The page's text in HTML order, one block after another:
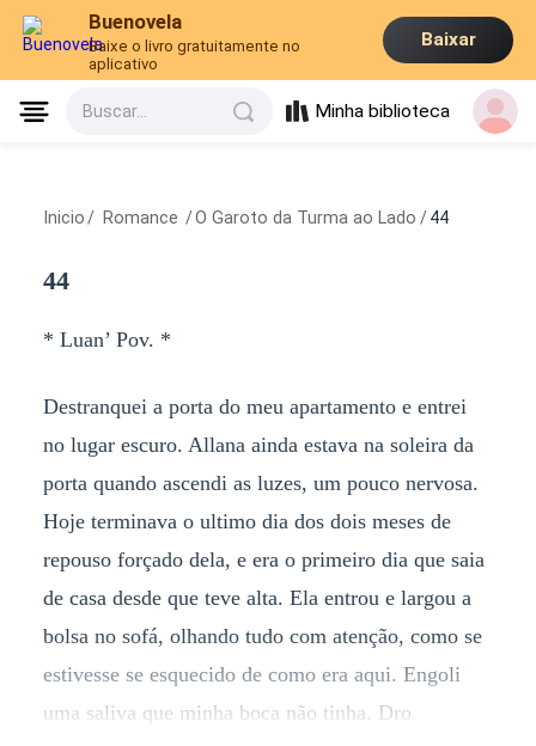
Buenovela
Baixe o livro gratuitamente no
aplicativo
Baixar
Buscar... Minha biblioteca
Inicio / Romance /O Garoto da Turma ao Lado / 44
44
* Luan’ Pov. *
Destranquei a porta do meu apartamento e entrei
no lugar escuro. Allana ainda estava na soleira da
porta quando ascendi as luzes, um pouco nervosa.
Hoje terminava o ultimo dia dos dois meses de
repouso forçado dela, e era o primeiro dia que saia
de casa desde que teve alta. Ela entrou e largou a
bolsa no sofá, olhando tudo com atenção, como se
estivesse se esquecido de como era aqui. Engoli
uma saliva que minha boca não tinha. Dro